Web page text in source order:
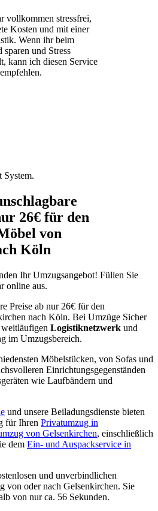
vollkommen stressfrei,
Kosten und mit einer
Wenn ihr beim
und Stress
kann ich diesen Service
System.
26€ für den
von
Köln
Ihr Umzugsangebot! Füllen Sie
online aus.
Preise ab nur 26€ für den
nach Köln. Bei Umzüge Sicher
Logistiknetzwerk und
im Umzugsbereich.
Möbelstücken, von Sofas und
Einrichtungsgegenständen
wie Laufbändern und
und unsere Beiladungsdienste bieten
für Ihren Privatumzug in
von Gelsenkirchen, einschließlich
dem Ein- und Auspackservice in
und unverbindlichen
von oder nach Gelsenkirchen. Sie
von nur ca. 56 Sekunden.